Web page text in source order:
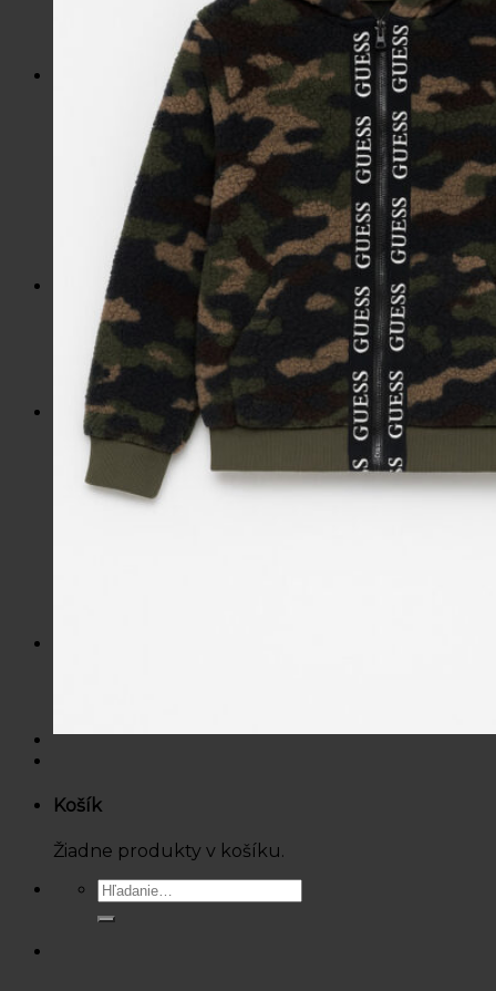
Slnečné okuliare
Hrnčeky a poháre s potlačou
Darčekové poukážky
Pánska móda
Kategórie
Tričká
Plavky
Mikiny a svetre
Bundy
Nohavice a tepláky
Pánska obuv
Spodné prádlo
Pánske doplnky
Detská móda
0 – 3 roky
4-7 rokov
8-13 rokov
14-18 rokov
Detské doplnky
Dámska móda na každý deň
Bundy
Saká / Kabáty
Košele / Blúzky
Mikiny / Svetre
Košík
Žiadne produkty v košíku.
Hľadať: